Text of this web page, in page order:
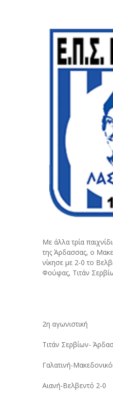
Με άλλα τρία
της Άρδασσας, ο
νίκησε με 2-0 το
Φούφας, Τιτάν
2η αγωνιστική
Τιτάν Σερβίων-
Γαλατινή-
Αιανή-Βελβεντό 2-0